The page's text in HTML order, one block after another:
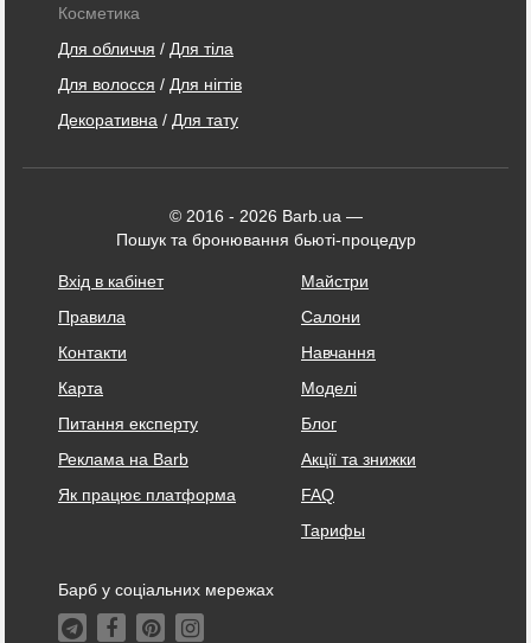
Косметика
Для обличчя / Для тіла
Для волосся / Для нігтів
Декоративна / Для тату
© 2016 - 2026 Barb.ua —
Пошук та бронювання бьюті-процедур
Вхід в кабінет
Правила
Контакти
Карта
Питання експерту
Реклама на Barb
Як працює платформа
Майстри
Салони
Навчання
Моделі
Блог
Акції та знижки
FAQ
Тарифы
Барб у соціальних мережах